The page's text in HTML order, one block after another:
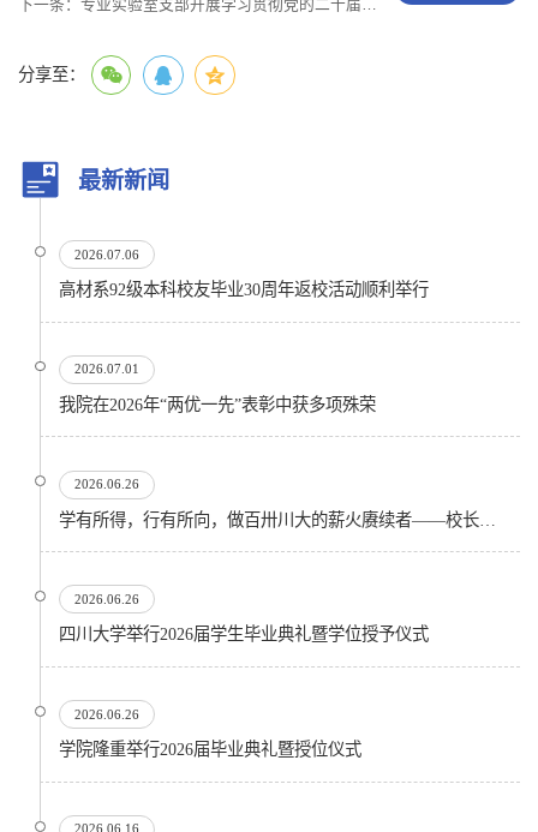
下一条： 专业实验室支部开展学习贯彻党的二十届三中全会精神专题活动
分享至：
最新新闻
2026.07.06
高材系92级本科校友毕业30周年返校活动顺利举行
2026.07.01
我院在2026年“两优一先”表彰中获多项殊荣
2026.06.26
2026.06.26
四川大学举行2026届学生毕业典礼暨学位授予仪式
2026.06.26
​学院隆重举行2026届毕业典礼暨授位仪式
2026.06.16